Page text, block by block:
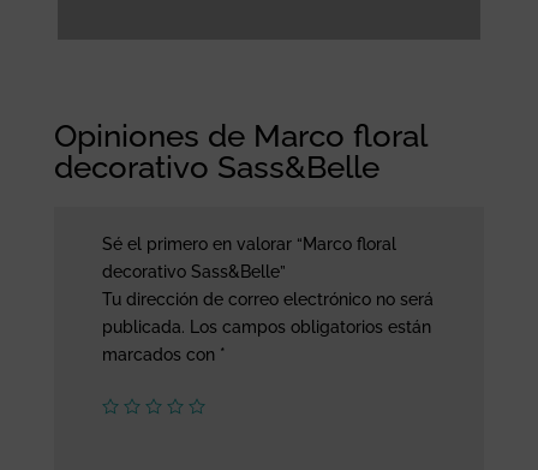
Opiniones de Marco floral
decorativo Sass&Belle
Sé el primero en valorar “Marco floral
decorativo Sass&Belle”
Tu dirección de correo electrónico no será
publicada.
Los campos obligatorios están
marcados con *